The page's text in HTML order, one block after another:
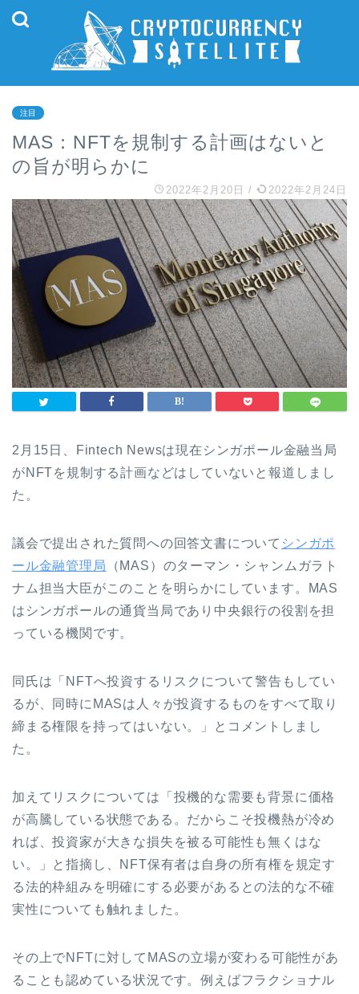
注目
MAS：NFTを規制する計画はないと
の旨が明らかに
2022年2月20日 / 2022年2月24日
2月15日、Fintech Newsは現在シンガポール金融当局
がNFTを規制する計画などはしていないと報道しまし
た。
議会で提出された質問への回答文書について シンガポ
ール金融管理局 （MAS）のターマン・シャンムガラト
ナム担当大臣がこのことを明らかにしています。MAS
はシンガポールの通貨当局であり中央銀行の役割を担
っている機関です。
同氏は「NFTへ投資するリスクについて警告もしてい
るが、同時にMASは人々が投資するものをすべて取り
締まる権限を持ってはいない。」とコメントしまし
た。
加えてリスクについては「投機的な需要も背景に価格
が高騰している状態である。だからこそ投機熱が冷め
れば、投資家が大きな損失を被る可能性も無くはな
い。」と指摘し、NFT保有者は自身の所有権を規定す
る法的枠組みを明確にする必要があるとの法的な不確
実性についても触れました。
その上でNFTに対してMASの立場が変わる可能性があ
ることも認めている状況です。例えばフラクショナル